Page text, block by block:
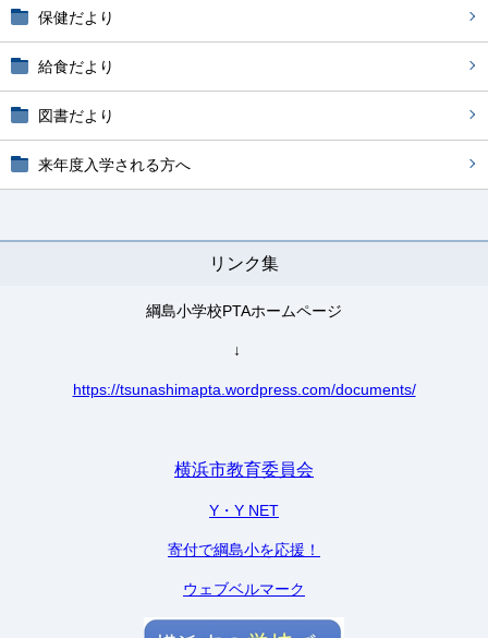
保健だより
給食だより
図書だより
来年度入学される方へ
リンク集
綱島小学校PTAホームページ
↓
https://tsunashimapta.wordpress.com/documents/
横浜市教育委員会
Y・Y NET
寄付で綱島小を応援！
ウェブベルマーク